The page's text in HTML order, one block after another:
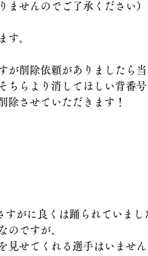
ませんのでご了承ください）
す。
が削除依頼がありましたら
ちらより消してほしい背番
除させていただきます！
すがに良くは踊られていまし
のですが、
見せてくれる選手はいませ